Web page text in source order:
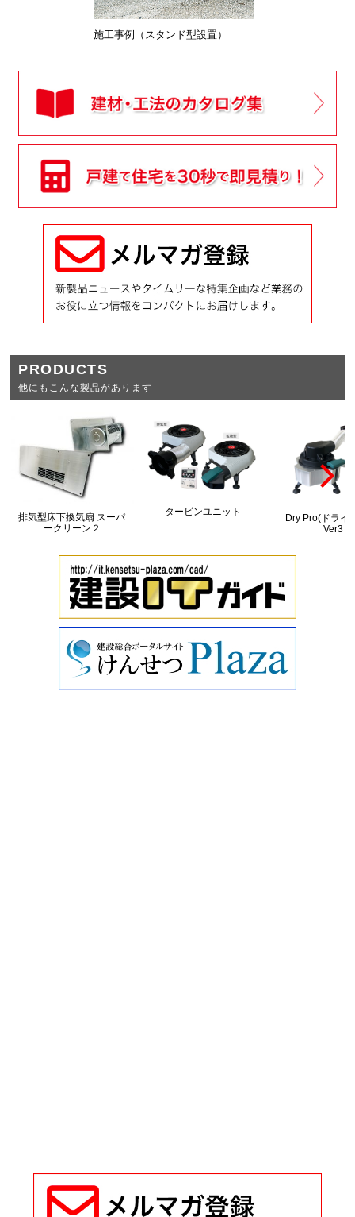
施工事例（スタンド型設置）
PRODUCTS
他にもこんな製品があります
排気型床下換気扇 スーパ
ークリーン２
タービンユニット
Dry Pro(ドライ
Ver3